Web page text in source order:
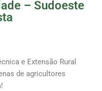
– Sudoeste
e Extensão Rural
de agricultores